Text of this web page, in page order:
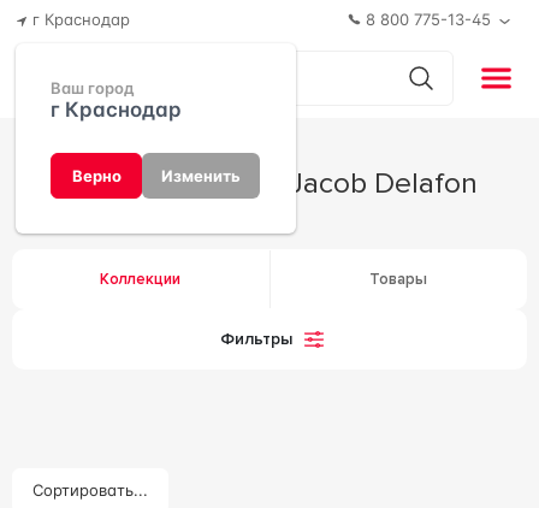
г Краснодар
Ваш город
г Краснодар
Верно Изменить
8 800 775-13-45
Производитель Jacob Delafon
Коллекции Товары
Фильтры
Сортировать...